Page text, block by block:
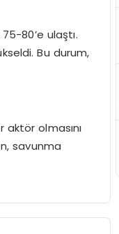
80’e ulaştı.
Bu durum,
olmasını
savunma